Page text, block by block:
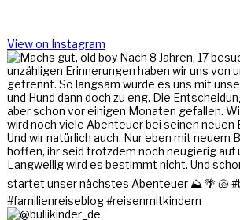
View on Instagram